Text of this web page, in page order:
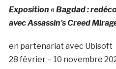
Exposition « Bagdad :
avec Assassin’s Creed
en partenariat avec Ubisoft
28 février – 10 novembre